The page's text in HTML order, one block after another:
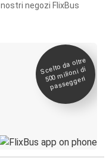
nostri negozi FlixBus
Scelto da oltre
500
milioni di
passeggeri